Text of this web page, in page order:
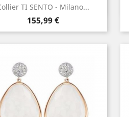
TI SENTO - Milano...
Prix
155,99 €
Aperçu rapide